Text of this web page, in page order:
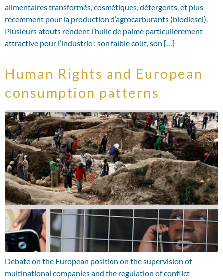
alimentaires transformés, cosmétiques, détergents, et plus
récemment pour la production d’agrocarburants (biodiesel).
Plusieurs atouts rendent l’huile de palme particulièrement
attractive pour l’industrie : son faible coût, son […]
Human Rights and European
consumption patterns
Debate on the European position on the supervision of
multinational companies and the regulation of conflict